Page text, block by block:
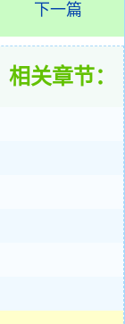
下一篇
相关章节：